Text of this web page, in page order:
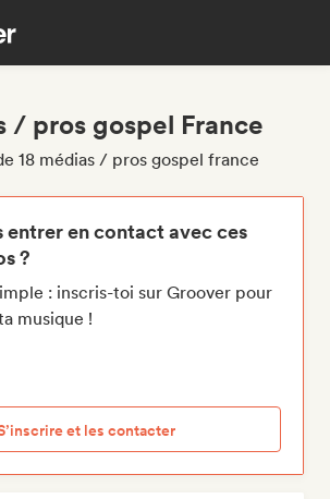
/ pros gospel France
18 médias / pros gospel france
entrer en contact avec ces
?
: inscris-toi sur Groover pour
musique !
et les contacter